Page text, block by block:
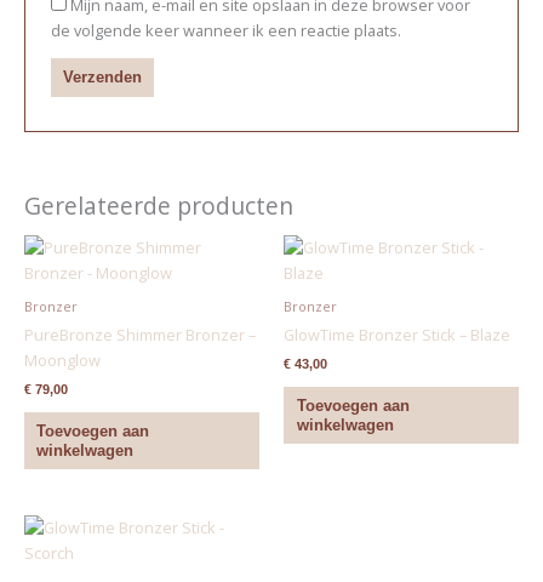
Mijn naam, e-mail en site opslaan in deze browser voor
de volgende keer wanneer ik een reactie plaats.
Gerelateerde producten
Bronzer
PureBronze Shimmer Bronzer –
Moonglow
€79,00
Toevoegen aan
winkelwagen
Bronzer
GlowTime Bronzer Stick – Blaze
€ 43,00
Toevoegen aan
winkelwagen